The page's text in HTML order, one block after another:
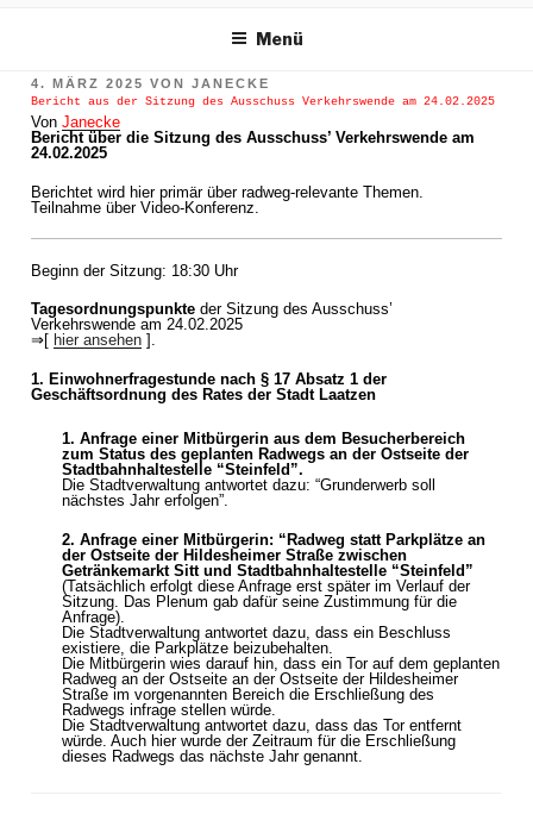
Menü
VERÖFFENTLICHT
AM
4. MÄRZ 2025 VONJANECKE
Bericht aus der Sitzung des Ausschuss Verkehrswende am 24.02.2025
VonJanecke
Bericht über die Sitzung des Ausschuss’ Verkehrswende am
24.02.2025
Berichtet wird hier primär über radweg-relevante Themen.
Teilnahme über Video-Konferenz.
Beginn der Sitzung: 18:30 Uhr
Tagesordnungspunkte der Sitzung des Ausschuss’
Verkehrswende am 24.02.2025
⇒[ hier ansehen ].
1. Einwohnerfragestunde nach § 17 Absatz 1 der
Geschäftsordnung des Rates der Stadt Laatzen
1. Anfrage einer Mitbürgerin aus dem Besucherbereich
zum Status des geplanten Radwegs an der Ostseite der
Stadtbahnhaltestelle “Steinfeld”.
Die Stadtverwaltung antwortet dazu: “Grunderwerb soll
nächstes Jahr erfolgen”.
2. Anfrage einer Mitbürgerin: “Radweg statt Parkplätze an
der Ostseite der Hildesheimer Straße zwischen
Getränkemarkt Sitt und Stadtbahnhaltestelle “Steinfeld”
(Tatsächlich erfolgt diese Anfrage erst später im Verlauf der
Sitzung. Das Plenum gab dafür seine Zustimmung für die
Anfrage).
Die Stadtverwaltung antwortet dazu, dass ein Beschluss
existiere, die Parkplätze beizubehalten.
Die Mitbürgerin wies darauf hin, dass ein Tor auf dem geplanten
Radweg an der Ostseite an der Ostseite der Hildesheimer
Straße im vorgenannten Bereich die Erschließung des
Radwegs infrage stellen würde.
Die Stadtverwaltung antwortet dazu, dass das Tor entfernt
würde. Auch hier wurde der Zeitraum für die Erschließung
dieses Radwegs das nächste Jahr genannt.